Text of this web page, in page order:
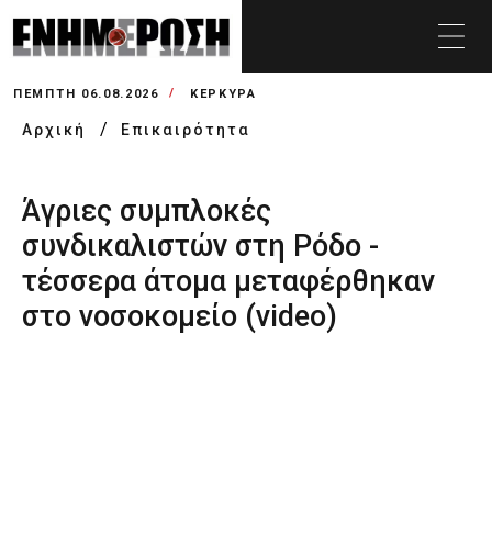
ΠΈΜΠΤΗ 06.08.2026 ΚΕΡΚΥΡΑ
Αρχική Επικαιρότητα
Άγριες συμπλοκές
συνδικαλιστών στη Ρόδο -
τέσσερα άτομα μεταφέρθηκαν
στο νοσοκομείο (video)